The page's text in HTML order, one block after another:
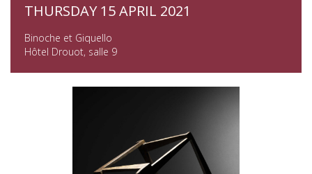
THURSDAY 15 APRIL 2021
Binoche et Giquello
Hôtel Drouot, salle 9